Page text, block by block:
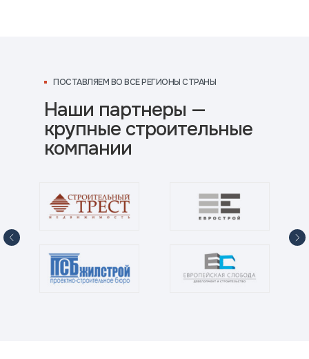
Наши партнеры —
крупные строительные
компании
ПОСТАВЛЯЕМ ВО ВСЕ РЕГИОНЫ СТРАНЫ